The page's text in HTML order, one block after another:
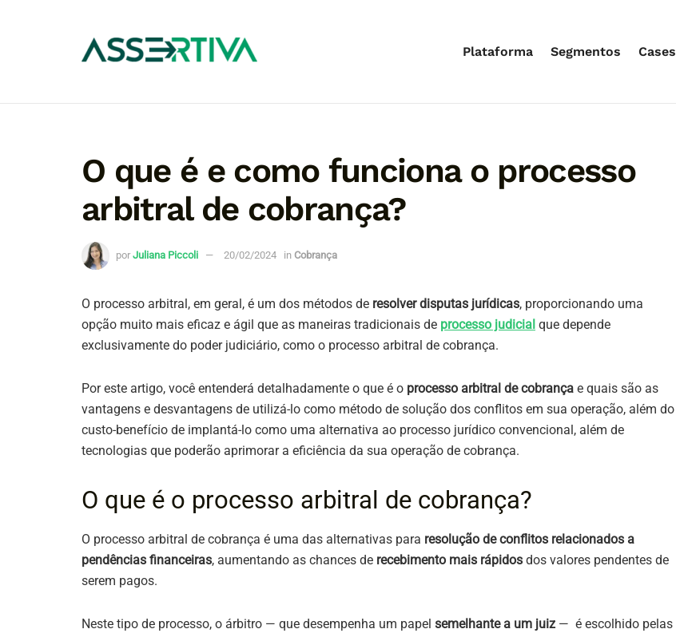
Plataforma Segmentos Cases
O que é e como funciona o processo
arbitral de cobrança?
por Juliana Piccoli 20/02/2024 in Cobrança
O processo arbitral, em geral, é um dos métodos de resolver disputas jurídicas, proporcionando uma
opção muito mais eficaz e ágil que as maneiras tradicionais de processo judicial que depende
exclusivamente do poder judiciário, como o processo arbitral de cobrança.
Por este artigo, você entenderá detalhadamente o que é o processo arbitral de cobrança e quais são as
vantagens e desvantagens de utilizá-lo como método de solução dos conflitos em sua operação, além do
custo-benefício de implantá-lo como uma alternativa ao processo jurídico convencional, além de
tecnologias que poderão aprimorar a eficiência da sua operação de cobrança.
O que é o processo arbitral de cobrança?
O processo arbitral de cobrança é uma das alternativas para resolução de conflitos relacionados a
pendências financeiras, aumentando as chances de recebimento mais rápidos dos valores pendentes de
serem pagos.
Neste tipo de processo, o árbitro — que desempenha um papel semelhante a um juiz — é escolhido pelas